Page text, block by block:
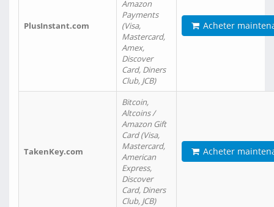
PlusInstant.com
Amazon
Payments
(Visa,
Mastercard,
Amex,
Discover
Card, Diners
Club, JCB)
Acheter
TakenKey.com
Bitcoin,
Altcoins /
Amazon Gift
Card (Visa,
Mastercard,
American
Express,
Discover
Card, Diners
Club, JCB)
Acheter